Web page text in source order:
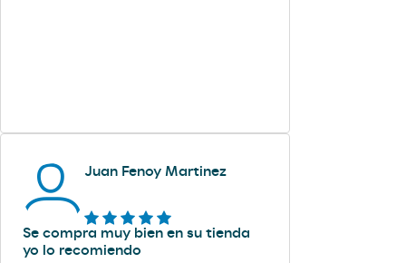
Juan Fenoy Martinez
Se compra muy bien en su tienda
yo lo recomiendo